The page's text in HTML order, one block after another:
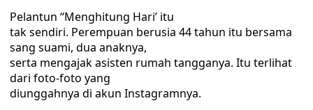
Pelantun “Menghitung Hari’ itu
tak sendiri. Perempuan berusia 44 tahun itu bersama
sang suami, dua anaknya,
serta mengajak asisten rumah tangganya. Itu terlihat
dari foto-foto yang
diunggahnya di akun Instagramnya.